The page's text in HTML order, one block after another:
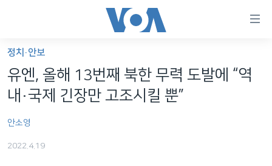
가
능
링
인
세계
라디오
프로그램
정치·안보
유엔, 올해 13번째 북한 무력 도발에 “역
내·국제 긴장만 고조시킬 뿐”
안소영
2022.4.19